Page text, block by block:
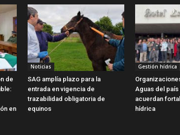
de
en
Noticias
SAG amplía plazo para la
entrada en vigencia de
trazabilidad obligatoria de
equinos
Gestión hídrica
Aguas del
acuerdan
hídrica